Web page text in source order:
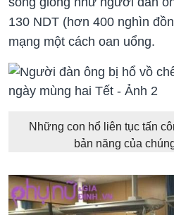
130 NDT (hơn 400 nghìn
mạng một cách oan uổng.
Những con hổ liên tục tấn
bản năng của